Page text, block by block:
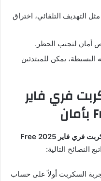
التهديف التلقائي، اختراق
أمان لتجنب الحظر.
البسيطة، يمكن للمبتدئين
فري فاير
سكربت فري فاير 2025 Free
النصائح التالية:
السكربت أولاً على حساب